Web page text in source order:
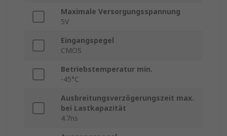
Maximale Versorgungsspannung
5V
Eingangspegel
CMOS
Betriebstemperatur min.
-45°C
Ausbreitungsverzögerungszeit max.
bei Lastkapazität
4.7ns